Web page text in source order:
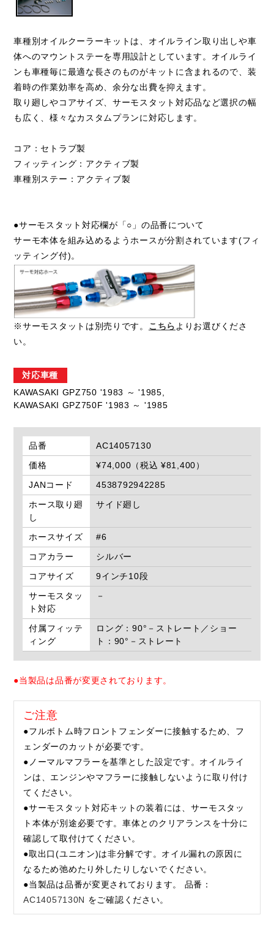
車種別オイルクーラーキットは、オイルライン取り出しや車
体へのマウントステーを専用設計としています。オイルライ
ンも車種毎に最適な長さのものがキットに含まれるので、装
着時の作業効率を高め、余分な出費を抑えます。
取り廻しやコアサイズ、サーモスタット対応品など選択の幅
も広く、様々なカスタムプランに対応します。
コア：セトラブ製
フィッティング：アクティブ製
車種別ステー：アクティブ製
●サーモスタット対応欄が「○」の品番について
サーモ本体を組み込めるようホースが分割されています(フィ
ッティング付)。
※サーモスタットは別売りです。 こちら よりお選びくださ
い。
対応車種
KAWASAKI GPZ750 '1983 ～ '1985,
KAWASAKI GPZ750F '1983 ～ '1985
品番
AC14057130
価格
¥74,000（税込 ¥81,400）
JANコード
4538792942285
ホース取り廻
し
サイド廻し
ホースサイズ
#6
コアカラー
シルバー
コアサイズ
9インチ10段
サーモスタッ
ト対応
－
付属フィッテ
ィング
ロング：90°－ストレート／ショー
ト：90°－ストレート
●当製品は品番が変更されております。
ご注意
●フルボトム時フロントフェンダーに接触するため、フ
ェンダーのカットが必要です。
●ノーマルマフラーを基準とした設定です。オイルライ
ンは、エンジンやマフラーに接触しないように取り付け
てください。
●サーモスタット対応キットの装着には、サーモスタッ
ト本体が別途必要です。車体とのクリアランスを十分に
確認して取付けてください。
●取出口(ユニオン)は非分解です。オイル漏れの原因に
なるため弛めたり外したりしないでください。
●当製品は品番が変更されております。 品番：
AC14057130N をご確認ください。